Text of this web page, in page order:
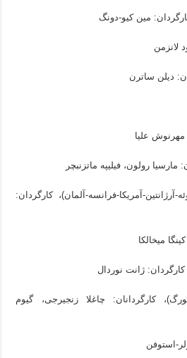
مین کیو-دونگ
لانزمن
دیلن ساترن
رولون، فیلیپه ماتزنبچر
آرژانتین-آمریکا-فرانسه-آلمان)، کارگردان:
میخالکا
کارگردان: ژانت نوردال
کارگردانان: چاغلا زنجیرجی، گیوم
استوفن